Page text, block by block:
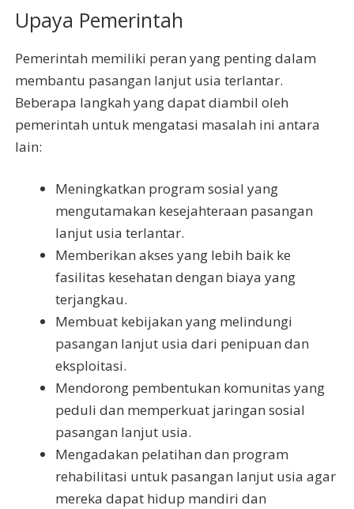
Upaya Pemerintah
Pemerintah memiliki peran yang penting dalam
membantu pasangan lanjut usia terlantar.
Beberapa langkah yang dapat diambil oleh
pemerintah untuk mengatasi masalah ini antara
lain:
Meningkatkan program sosial yang
mengutamakan kesejahteraan pasangan
lanjut usia terlantar.
Memberikan akses yang lebih baik ke
fasilitas kesehatan dengan biaya yang
terjangkau.
Membuat kebijakan yang melindungi
pasangan lanjut usia dari penipuan dan
eksploitasi.
Mendorong pembentukan komunitas yang
peduli dan memperkuat jaringan sosial
pasangan lanjut usia.
Mengadakan pelatihan dan program
rehabilitasi untuk pasangan lanjut usia agar
mereka dapat hidup mandiri dan